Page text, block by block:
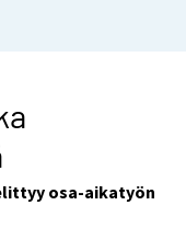
osa-aikatyön